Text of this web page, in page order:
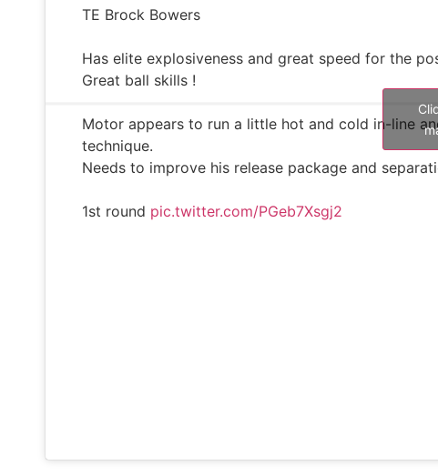
TE Brock Bowers
Has elite explosiveness and great speed for the
Great ball skills !
Motor appears to run a little hot and cold in-line
technique.
Needs to improve his release package and
1st round pic.twitter.com/PGeb7Xsgj2